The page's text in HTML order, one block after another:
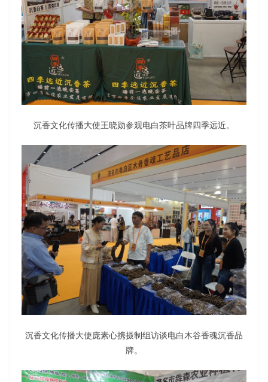
沉香文化传播大使王晓勋参观电白茶叶品牌四季远近。
沉香文化传播大使庞素心携摄制组访谈电白木谷香魂沉香品
牌。